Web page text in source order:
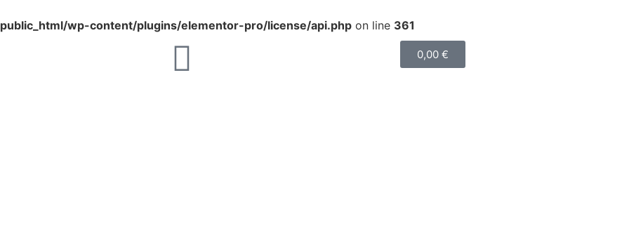
wp-content/plugins/elementor-pro/license/api.php on line 361
0,00 €